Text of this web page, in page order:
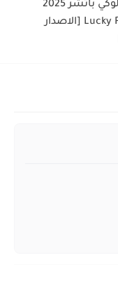
تحميل لوكي باتشر 2025
Lucky Patcher [الاصدار